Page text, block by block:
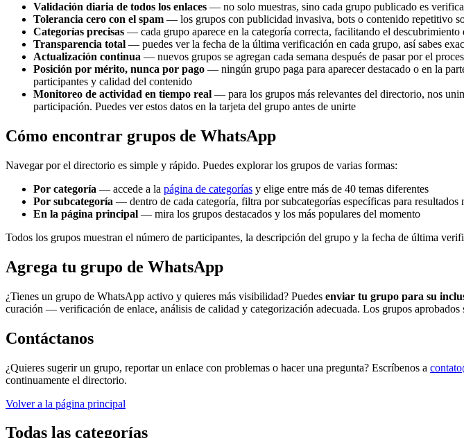
Validación diaria de todos los enlaces — no solo muestras, sino cada grupo publicado es
Tolerancia cero con el spam — los grupos con publicidad invasiva, bots o contenido repetitivo
Categorías precisas — cada grupo aparece en la categoría correcta, facilitando el descubrimiento
Transparencia total — puedes ver la fecha de la última verificación en cada grupo, así sabes
Actualización continua — nuevos grupos se agregan cada semana después de pasar por el
Posición por mérito, nunca por pago — ningún grupo paga para aparecer destacado o en la
participantes y calidad del contenido
Monitoreo de actividad en tiempo real — para los grupos más relevantes del directorio, nos
participación. Puedes ver estos datos en la tarjeta del grupo antes de unirte
Cómo encontrar grupos de WhatsApp
Navegar por el directorio es simple y rápido. Puedes explorar los grupos de varias formas:
Por categoría — accede a la página de categorías y elige entre más de 40 temas diferentes
Por subcategoría — dentro de cada categoría, filtra por subcategorías específicas para resultados
En la página principal — mira los grupos destacados y los más populares del momento
Todos los grupos muestran el número de participantes, la descripción del grupo y la fecha de última
Agrega tu grupo de WhatsApp
¿Tienes un grupo de WhatsApp activo y quieres más visibilidad? Puedes enviar tu grupo para su
curación — verificación de enlace, análisis de calidad y categorización adecuada. Los grupos
Contáctanos
¿Quieres sugerir un grupo, reportar un enlace con problemas o hacer una pregunta? Escríbenos a
continuamente el directorio.
Volver a la página principal
Todas las categorías